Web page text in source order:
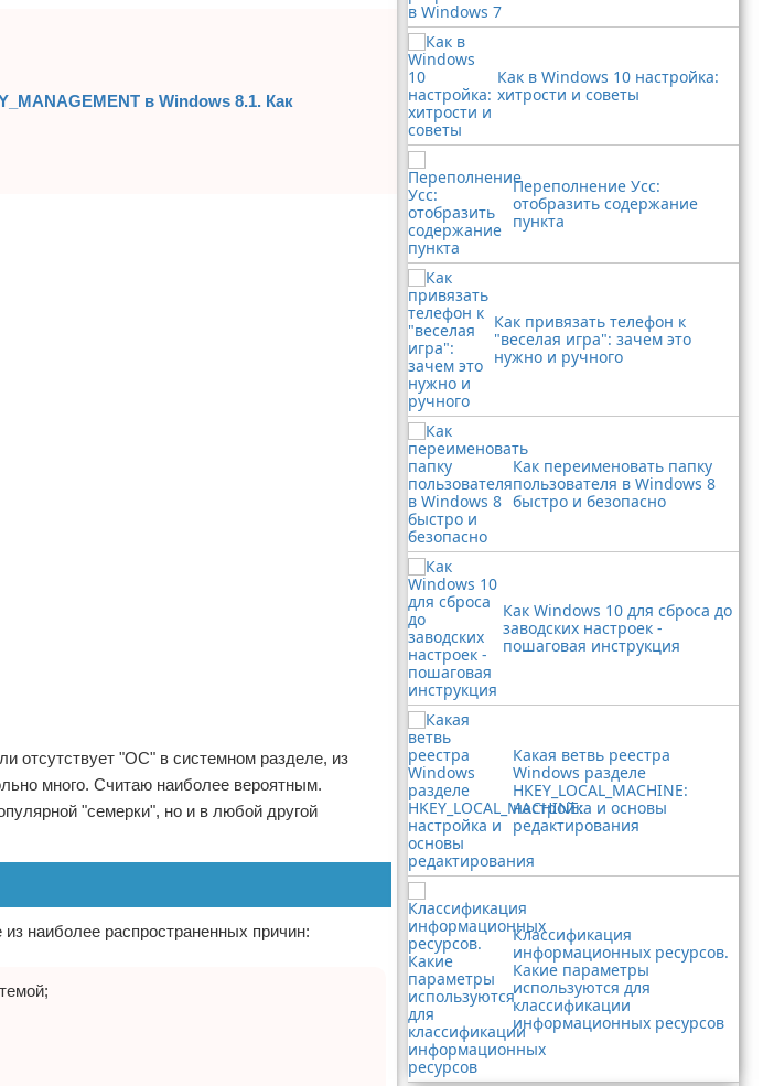
в Windows 8.1. Как
отсутствует "ОС" в системном разделе, из
много. Считаю наиболее вероятным.
"семерки", но и в любой другой
наиболее распространенных причин:
Как в Windows 10 настройка:
хитрости и советы
Переполнение Усс:
отобразить содержание
пункта
Как привязать телефон к
"веселая игра": зачем это
нужно и ручного
Как переименовать папку
пользователя в Windows 8
быстро и безопасно
Как Windows 10 для сброса до
заводских настроек -
пошаговая инструкция
Какая ветвь реестра
Windows разделе
HKEY_LOCAL_MACHINE:
настройка и основы
редактирования
Классификация
информационных ресурсов.
Какие параметры
используются для
классификации
информационных ресурсов